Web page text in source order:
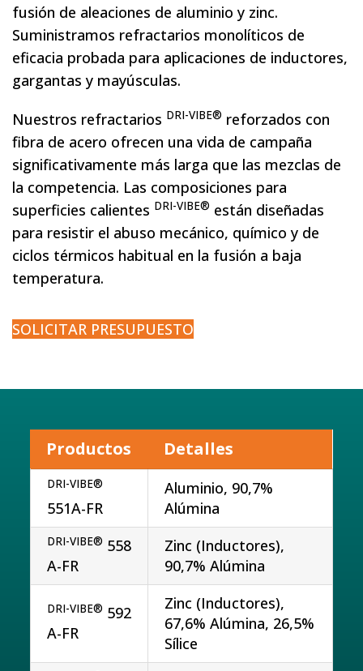
fusión de aleaciones de aluminio y zinc.
Suministramos refractarios monolíticos de
eficacia probada para aplicaciones de inductores,
gargantas y mayúsculas.
Nuestros refractarios DRI-VIBE® reforzados con
fibra de acero ofrecen una vida de campaña
significativamente más larga que las mezclas de
la competencia. Las composiciones para
superficies calientes DRI-VIBE® están diseñadas
para resistir el abuso mecánico, químico y de
ciclos térmicos habitual en la fusión a baja
temperatura.
SOLICITAR PRESUPUESTO
Productos Detalles
DRI-VIBE®
551A-FR
Aluminio, 90,7%
Alúmina
DRI-VIBE® 558
A-FR
Zinc (Inductores),
90,7% Alúmina
DRI-VIBE® 592
A-FR
Zinc (Inductores),
67,6% Alúmina, 26,5%
Sílice